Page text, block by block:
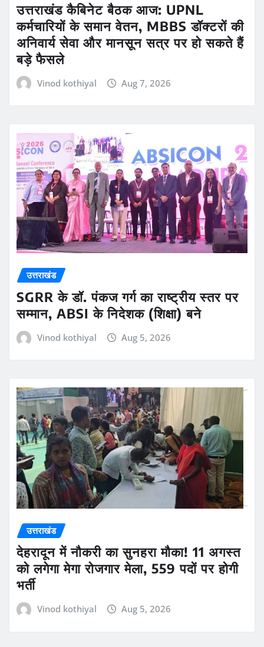
उत्तराखंड कैबिनेट बैठक आज: UPNL
कर्मचारियों के समान वेतन, MBBS डॉक्टरों की
अनिवार्य सेवा और मानसून सत्र पर हो सकते हैं
बड़े फैसले
Vinod kothiyal Aug 7, 2026
उत्तराखंड
SGRR के डॉ. पंकज गर्ग का राष्ट्रीय स्तर पर
सम्मान, ABSI के निदेशक (शिक्षा) बने
Vinod kothiyal Aug 5, 2026
उत्तराखंड
देहरादून में नौकरी का सुनहरा मौका! 11 अगस्त
को लगेगा मेगा रोजगार मेला, 559 पदों पर होगी
भर्ती
Vinod kothiyal Aug 5, 2026